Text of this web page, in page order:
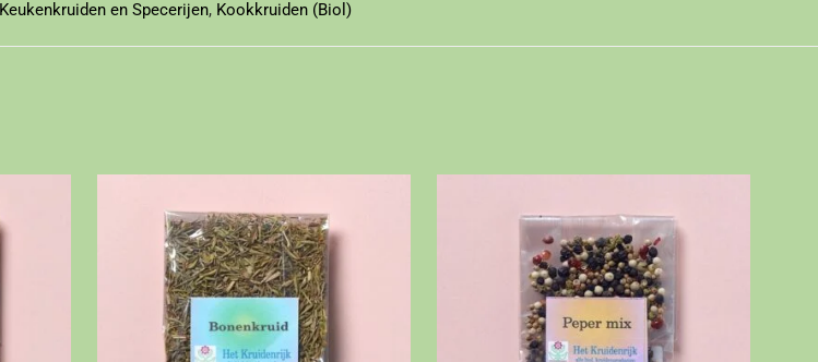
Keukenkruiden en Specerijen, Kookkruiden (Biol)